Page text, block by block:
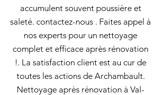
accumulent souvent poussière et
saleté. contactez-nous . Faites appel à
nos experts pour un nettoyage
complet et efficace après rénovation
!. La satisfaction client est au cur de
toutes les actions de Archambault.
Nettoyage après rénovation à Val-